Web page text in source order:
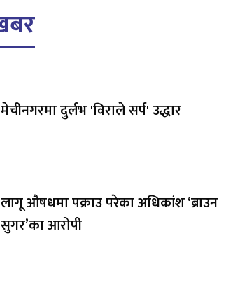
मेचीनगरमा दुर्लभ 'विराले सर्प' उद्धार
लागू औषधमा पक्राउ परेका अधिकांश ‘ब्राउन
सुगर’का आरोपी